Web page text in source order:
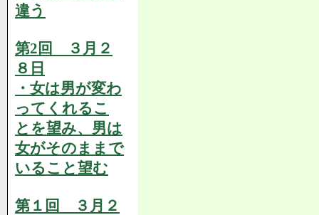
違う
第2回 ３月２
８日
・女は男が変わ
ってくれるこ
とを望み、男は
女がそのままで
いること望む
第１回 ３月２